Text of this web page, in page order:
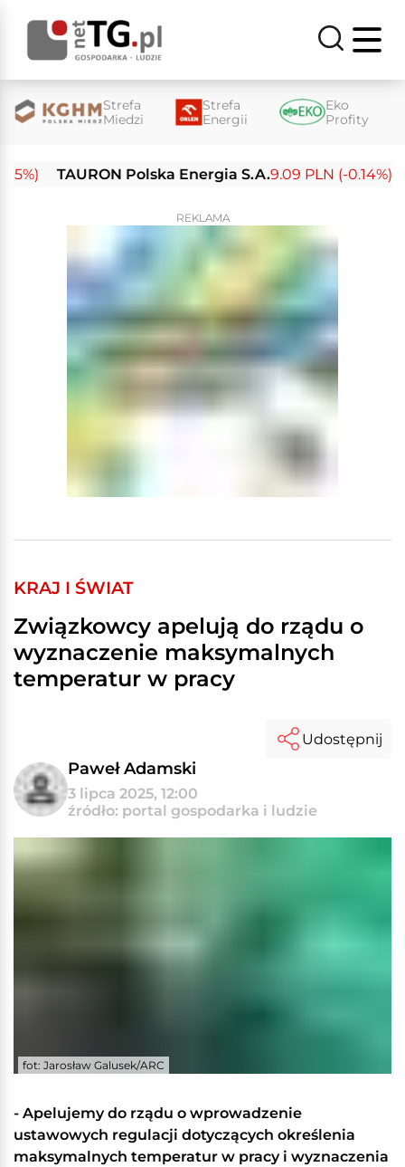
Strefa
Miedzi
Strefa
Energii
Eko
Profity
TAURON Polska Energia S.A.9.09 PLN (-0.14%)
REKLAMA
KRAJ I ŚWIAT
Związkowcy apelują do rządu o
wyznaczenie maksymalnych
temperatur w pracy
Paweł Adamski
3 lipca 2025, 12:00
źródło: portal gospodarka i ludzie
Udostępnij
fot: Jarosław Galusek/ARC
- Apelujemy do rządu o wprowadzenie
ustawowych regulacji dotyczących określenia
maksymalnych temperatur w pracy i wyznaczenia